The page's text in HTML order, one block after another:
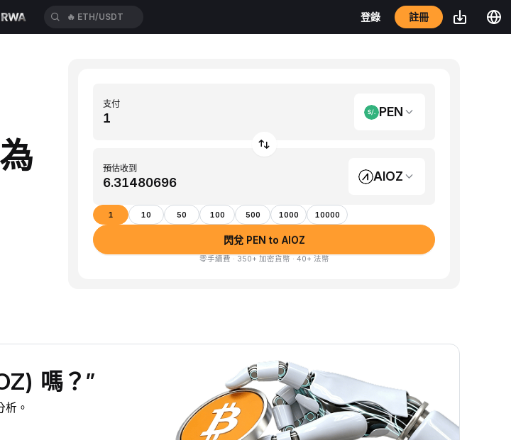
🔥 SPCXUSDT 登錄 註冊
支付
PEN
預估收到
AIOZ
1 10 50 100 500 1000 10000
閃兌 PEN to AIOZ
零手續費 · 350+ 加密貨幣 · 40+ 法幣
嗎？”
析。